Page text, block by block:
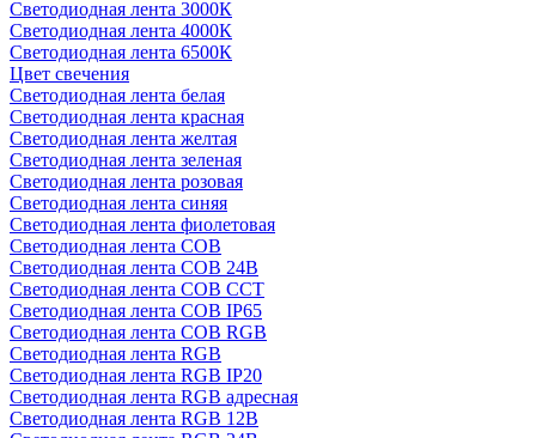
Светодиодная лента 3000К
Светодиодная лента 4000К
Светодиодная лента 6500К
Цвет свечения
Светодиодная лента белая
Светодиодная лента красная
Светодиодная лента желтая
Светодиодная лента зеленая
Светодиодная лента розовая
Светодиодная лента синяя
Светодиодная лента фиолетовая
Светодиодная лента COB
Светодиодная лента COB 24В
Светодиодная лента COB CCT
Светодиодная лента COB IP65
Светодиодная лента COB RGB
Светодиодная лента RGB
Светодиодная лента RGB IP20
Светодиодная лента RGB адресная
Светодиодная лента RGB 12В